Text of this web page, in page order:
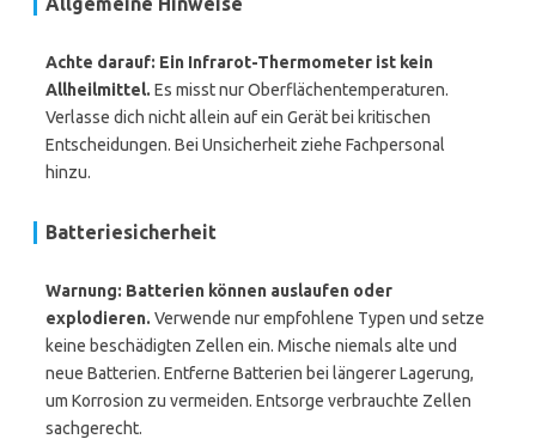
Achte darauf: Ein Infrarot-Thermometer ist kein
Allheilmittel. Es misst nur Oberflächentemperaturen.
Verlasse dich nicht allein auf ein Gerät bei kritischen
Entscheidungen. Bei Unsicherheit ziehe Fachpersonal
hinzu.
Batteriesicherheit
Warnung: Batterien können auslaufen oder
explodieren. Verwende nur empfohlene Typen und setze
keine beschädigten Zellen ein. Mische niemals alte und
neue Batterien. Entferne Batterien bei längerer Lagerung,
um Korrosion zu vermeiden. Entsorge verbrauchte Zellen
sachgerecht.